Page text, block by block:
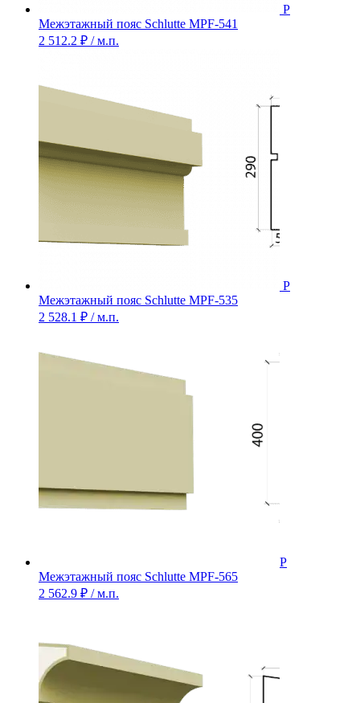
Межэтажный пояс Schlutte MPF-541
2 512.2 ₽ / м.п.
Межэтажный пояс Schlutte MPF-535
2 528.1 ₽ / м.п.
Межэтажный пояс Schlutte MPF-565
2 562.9 ₽ / м.п.